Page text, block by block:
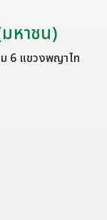
หาชน)
6 แขวงพญาไท